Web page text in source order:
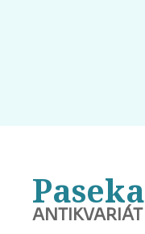
Paseka
ANTIKVARIÁT